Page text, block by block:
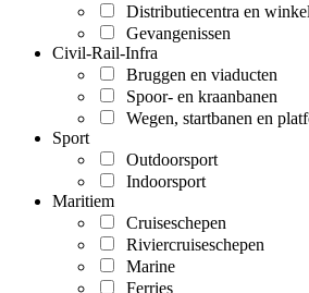
Distributiecentra en
Gevangenissen
Civil-Rail-Infra
Bruggen en viaducten
Spoor- en kraanbanen
Wegen, startbanen en
Sport
Outdoorsport
Indoorsport
Maritiem
Cruiseschepen
Riviercruiseschepen
Marine
Ferries